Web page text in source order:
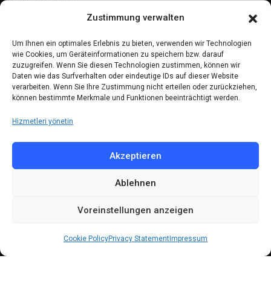
Zustimmung verwalten
Um Ihnen ein optimales Erlebnis zu bieten, verwenden wir Technologien
wie Cookies, um Geräteinformationen zu speichern bzw. darauf
zuzugreifen. Wenn Sie diesen Technologien zustimmen, können wir
Daten wie das Surfverhalten oder eindeutige IDs auf dieser Website
verarbeiten. Wenn Sie Ihre Zustimmung nicht erteilen oder zurückziehen,
können bestimmte Merkmale und Funktionen beeinträchtigt werden.
Hizmetleri yönetin
Akzeptieren
Ablehnen
Voreinstellungen anzeigen
Cookie PolicyPrivacy Statement Impressum
Kontakt
Telefon: (030) 616 58 700
Faks : (030) 616 58 395
E-Posta: cemevi@alevi.org